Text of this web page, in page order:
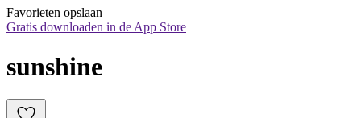
Favorieten opslaan
Gratis downloaden in de App Store
sunshine